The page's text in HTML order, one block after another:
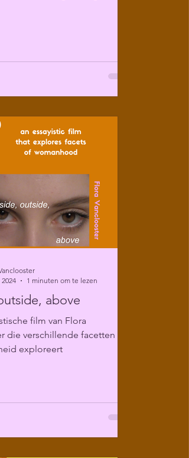
above
film van Flora
die verschillende facetten van
exploreert
1 minuten om te lezen